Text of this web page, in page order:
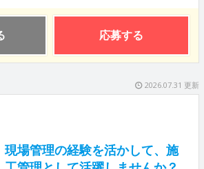
応募する
2026.07.31 更新
現場管理の経験を活かして、施